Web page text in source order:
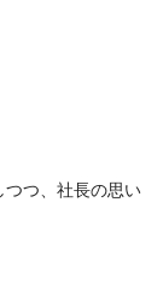
つつ、社長の思い